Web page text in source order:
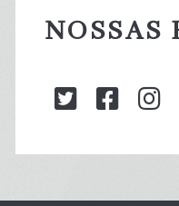
NOSSAS
twitter